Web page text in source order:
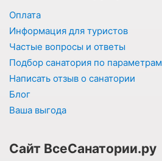
Оплата
Информация для туристов
Частые вопросы и ответы
Подбор санатория по параметрам
Написать отзыв о санатории
Блог
Ваша выгода
Сайт ВсеСанатории.ру